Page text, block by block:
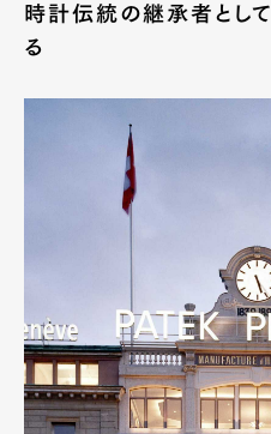
時計伝統の継承者とし
る